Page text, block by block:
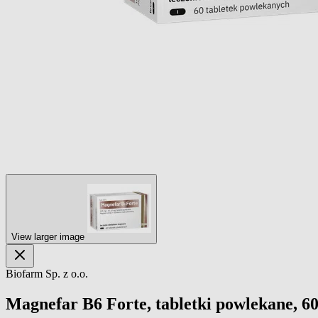
View larger image
Biofarm Sp. z o.o.
Magnefar B6 Forte, tabletki powlekane,